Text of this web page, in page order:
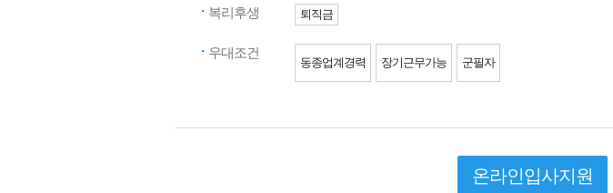
복리후생 퇴직금
우대조건
동종업계경력 장기근무가능 군필자
온라인입사지원